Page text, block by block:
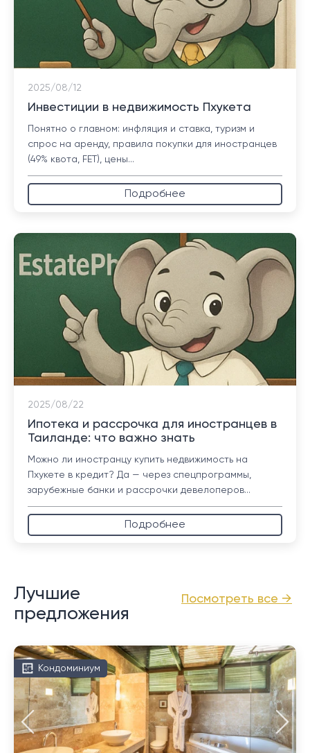
2025/08/12
Инвестиции в недвижимость Пхукета
Понятно о главном: инфляция и ставка, туризм и
спрос на аренду, правила покупки для иностранцев
(49% квота, FET), цены...
Подробнее
2025/08/22
Ипотека и рассрочка для иностранцев в
Таиланде: что важно знать
Можно ли иностранцу купить недвижимость на
Пхукете в кредит? Да — через спецпрограммы,
зарубежные банки и рассрочки девелоперов...
Подробнее
Посмотреть все →
Лучшие
предложения
Кондоминиум